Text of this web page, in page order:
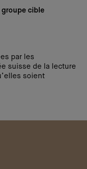
groupe cible
par les
suisse de la lecture
soient